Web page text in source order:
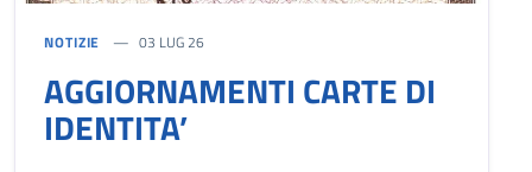
NOTIZIE 03 LUG 26
AGGIORNAMENTI CARTE DI
IDENTITA’